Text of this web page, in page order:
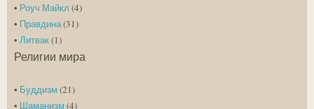
• Роуч Майкл (4)
• Правдина(31)
• Литвак(1)
Религии мира
• Буддизм (21)
• Шаманизм (4)